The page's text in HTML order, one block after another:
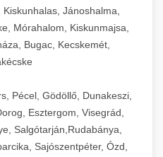
Jánoshalma,
Mórahalom, Kiskunmajsa,
Bugac, Kecskemét,
Pécel, Gödöllő, Dunakeszi,
Esztergom, Visegrád,
Salgótarján,Rudabánya,
Sajószentpéter, Ózd,